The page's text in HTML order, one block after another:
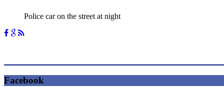
Police car on the street at night
Facebook